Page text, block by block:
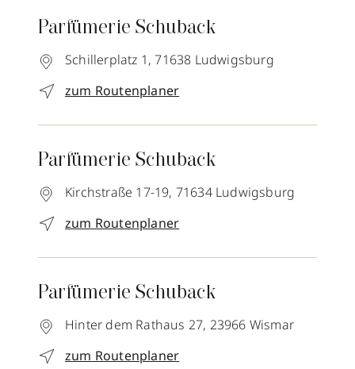
Parfümerie Schuback
Schillerplatz 1, 71638 Ludwigsburg
zum Routenplaner
Parfümerie Schuback
Kirchstraße 17-19, 71634 Ludwigsburg
zum Routenplaner
Parfümerie Schuback
Hinter dem Rathaus 27, 23966 Wismar
zum Routenplaner